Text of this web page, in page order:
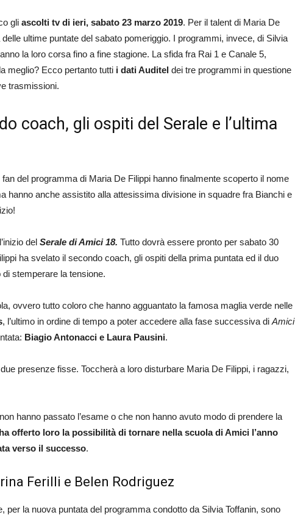
gli ascolti tv di ieri, sabato 23 marzo 2019. Per il talent di Maria De
ultime puntate del sabato pomeriggio. I programmi, invece, di Silvia
la loro corsa fino a fine stagione. La sfida fra Rai 1 e Canale 5,
meglio? Ecco pertanto tutti i dati Auditel dei tre programmi in questione
trasmissioni.
coach, gli ospiti del Serale e l’ultima
fan del programma di Maria De Filippi hanno finalmente scoperto il nome
hanno anche assistito alla attesissima divisione in squadre fra Bianchi e
del Serale di Amici 18. Tutto dovrà essere pronto per sabato 30
ha svelato il secondo coach, gli ospiti della prima puntata ed il duo
stemperare la tensione.
ovvero tutto coloro che hanno agguantato la famosa maglia verde nelle
, l’ultimo in ordine di tempo a poter accedere alla fase successiva di Amici
Biagio Antonacci e Laura Pausini.
presenze fisse. Toccherà a loro disturbare Maria De Filippi, i ragazzi,
hanno passato l’esame o che non hanno avuto modo di prendere la
offerto loro la possibilità di tornare nella scuola di Amici l’anno
verso il successo.
Ferilli e Belen Rodriguez
per la nuova puntata del programma condotto da Silvia Toffanin, sono